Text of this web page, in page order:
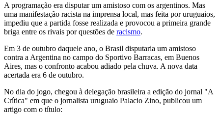
A programação era disputar um amistoso com os argentinos. Mas
uma manifestação racista na imprensa local, mas feita por uruguaios,
impediu que a partida fosse realizada e provocou a primeira grande
briga entre os rivais por questões de racismo.
Em 3 de outubro daquele ano, o Brasil disputaria um amistoso
contra a Argentina no campo do Sportivo Barracas, em Buenos
Aires, mas o confronto acabou adiado pela chuva. A nova data
acertada era 6 de outubro.
No dia do jogo, chegou à delegação brasileira a edição do jornal "A
Crítica" em que o jornalista uruguaio Palacio Zino, publicou um
artigo com o título: